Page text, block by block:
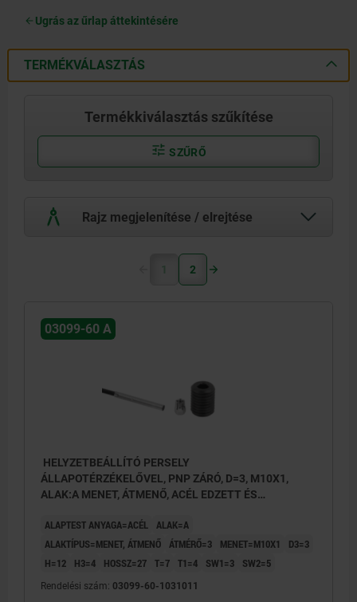
Ugrás az űrlap áttekintésére
TERMÉKVÁLASZTÁS
Termékkiválasztás szűkítése
SZŰRŐ
Rajz megjelenítése / elrejtése
1 2
03099-60 A
HELYZETBEÁLLÍTÓ PERSELY
ÁLLAPOTÉRZÉKELŐVEL, PNP ZÁRÓ, D=3, M10X1,
ALAK:A MENET, ÁTMENŐ, ACÉL EDZETT ÉS
ALAPTEST ANYAGA=ACÉL ALAK=A
ALAKTÍPUS=MENET, ÁTMENŐ ÁTMÉRŐ=3 MENET=M10X1
D3=3
H=12
H3=4 HOSSZ=27 T=7 T1=4 SW1=3 SW2=5
Rendelési szám: 03099-60-1031011